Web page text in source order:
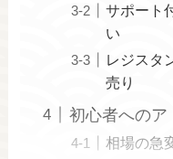
サポート
い
レジスタ
売り
初心者へのア
相場の急